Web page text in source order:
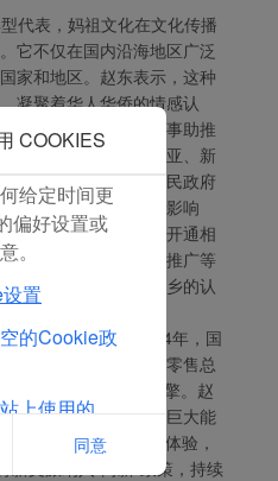
代表，妈祖文化在文化传播
它不仅在国内沿海地区广泛
家和地区。赵东表示，这种
凝聚着华人华侨的情感认
纽带。为讲好妈祖故事助推
祖前往台湾、马来西亚、新
障任务；与莆田市人民政府
扩大妈祖文化的国际影响
打造文化主题航班、开通相
国际航线网络向海外推广等
让广大海外乡亲对家乡的认
发展势头迅猛。2024年，国
亿元，占社会消费品零售总
为提振内需的重要引擎。赵
需潜力方面所蕴含的巨大能
善用新载体，营造新体验，
新文旅纳入“两新”政策，持续
COOKIES
内容和广告
加契合。
表示您同意
销Cookie。
我们将不会
给定时间更
偏好设置或
。
置
的Cookie政
上使用的
列表
同意